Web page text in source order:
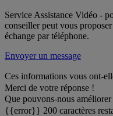
Service Assistance Vidéo -
conseiller peut vous
échange par téléphone.
Envoyer un message
Ces informations vous ont-
Merci de votre réponse !
Que pouvons-nous améliorer
{{error}} 200 caractères